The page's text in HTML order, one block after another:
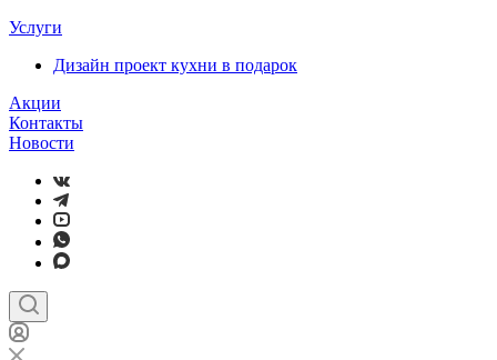
Услуги
Дизайн проект кухни в подарок
Акции
Контакты
Новости